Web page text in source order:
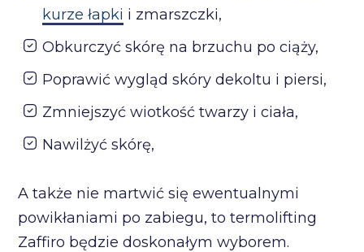
kurze łapki i zmarszczki,
Obkurczyć skórę na brzuchu po ciąży,
Poprawić wygląd skóry dekoltu i piersi,
Zmniejszyć wiotkość twarzy i ciała,
Nawilżyć skórę,
A także nie martwić się ewentualnymi
powikłaniami po zabiegu, to termolifting
Zaffiro będzie doskonałym wyborem.